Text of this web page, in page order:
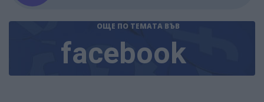
ОЩЕ ПО ТЕМАТА ВЪВ
facebook